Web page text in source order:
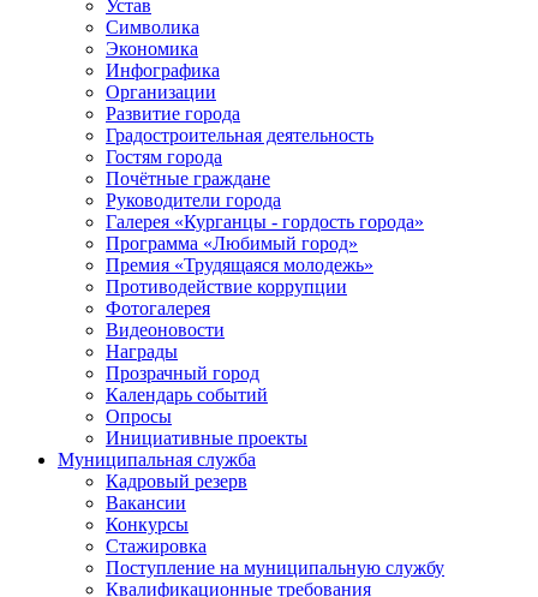
Устав
Символика
Экономика
Инфографика
Организации
Развитие города
Градостроительная деятельность
Гостям города
Почётные граждане
Руководители города
Галерея «Курганцы - гордость города»
Программа «Любимый город»
Премия «Трудящаяся молодежь»
Противодействие коррупции
Фотогалерея
Видеоновости
Награды
Прозрачный город
Календарь событий
Опросы
Инициативные проекты
Муниципальная служба
Кадровый резерв
Вакансии
Конкурсы
Стажировка
Поступление на муниципальную службу
Квалификационные требования